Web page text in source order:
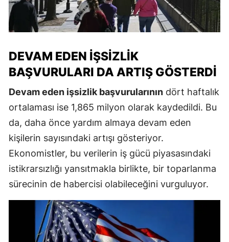
DEVAM EDEN İŞSIZLIK
BAŞVURULARI DA ARTIŞ GÖSTERDI
Devam eden işsizlik başvurularının dört haftalık
ortalaması ise 1,865 milyon olarak kaydedildi. Bu
da, daha önce yardım almaya devam eden
kişilerin sayısındaki artışı gösteriyor.
Ekonomistler, bu verilerin iş gücü piyasasındaki
istikrarsızlığı yansıtmakla birlikte, bir toparlanma
sürecinin de habercisi olabileceğini vurguluyor.